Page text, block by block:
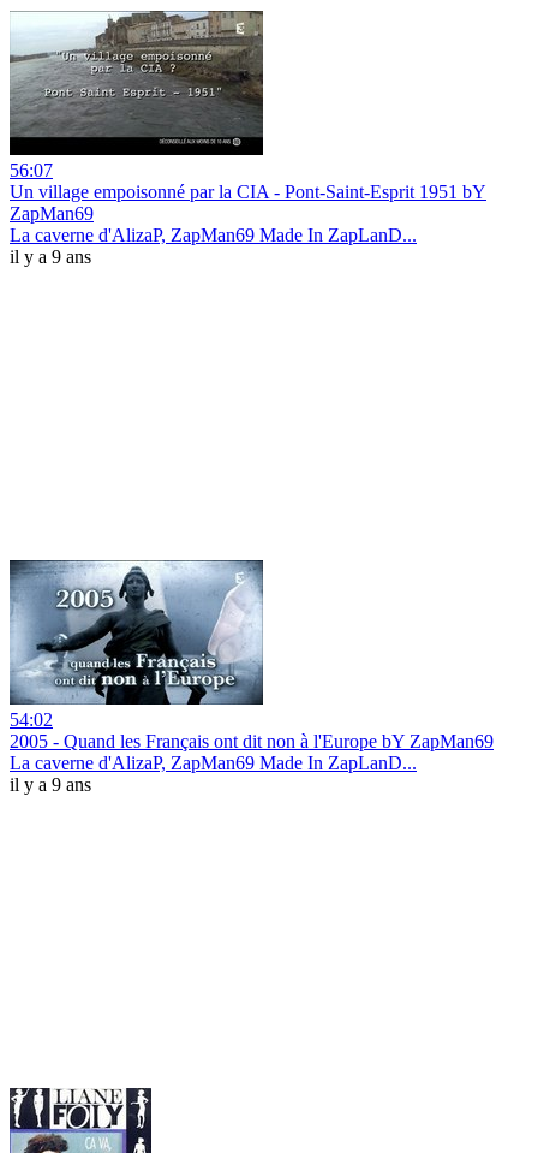
56:07
Un village empoisonné par la CIA - Pont-Saint-Esprit 1951 bY
ZapMan69
La caverne d'AlizaP, ZapMan69 Made In ZapLanD...
il y a 9 ans
54:02
2005 - Quand les Français ont dit non à l'Europe bY ZapMan69
La caverne d'AlizaP, ZapMan69 Made In ZapLanD...
il y a 9 ans